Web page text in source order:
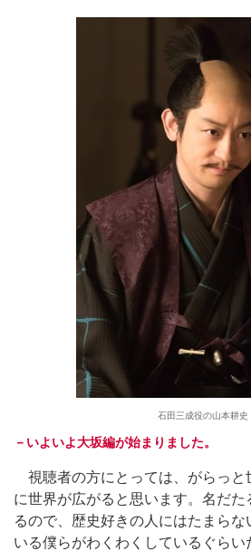
石田三成役の山本耕史
－いよいよ大坂編が始まりました。
視聴者の方にとっては、がらっと
に世界が広がると思います。名だた
るので、歴史好きの人にはたまらな
いる僕らがわくわくしているぐらい